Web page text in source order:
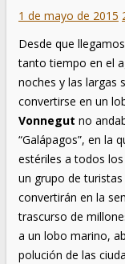
1 de mayo de 2015
Desde que
tanto tiempo en el
noches y las largas
convertirse en un
Vonnegut no
“Galápagos”, en la
estériles a todos
un grupo de
convertirán en la
trascurso de
a un lobo marino,
polución de las